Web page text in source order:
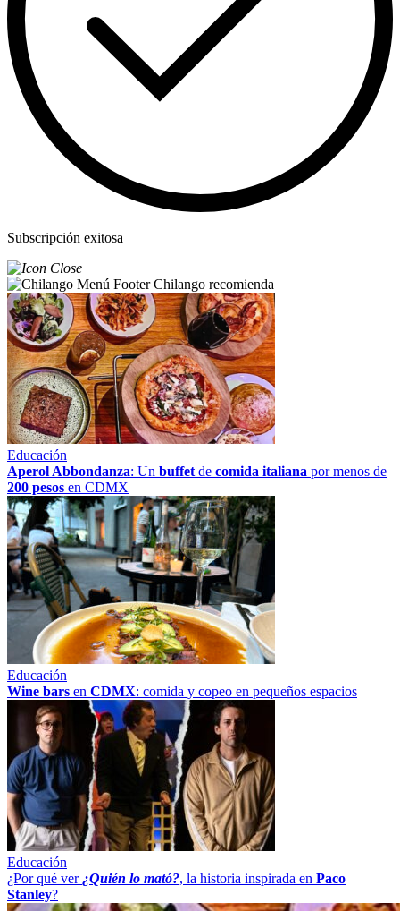
Subscripción exitosa
Chilango recomienda
Educación
Aperol Abbondanza: Un buffet de comida italiana por menos de
200 pesos en CDMX
Educación
Wine bars en CDMX: comida y copeo en pequeños espacios
Educación
¿Por qué ver ¿Quién lo mató?, la historia inspirada en Paco
Stanley?